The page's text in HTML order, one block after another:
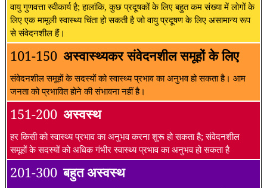
वायु गुणवत्ता स्वीकार्य है; हालांकि, कुछ प्रदूषकों के लिए बहुत कम संख्या में लोगों के
लिए एक मामूली स्वास्थ्य चिंता हो सकती है जो वायु प्रदूषण के लिए असामान्य रूप
से संवेदनशील हैं।
101-150 अस्वास्थ्यकर संवेदनशील समूहों के लिए
संवेदनशील समूहों के सदस्यों को स्वास्थ्य प्रभाव का अनुभव हो सकता है। आम
जनता को प्रभावित होने की संभावना नहीं है।
151-200 अस्वस्थ
हर किसी को स्वास्थ्य प्रभाव का अनुभव करना शुरू हो सकता है; संवेदनशील
समूहों के सदस्यों को अधिक गंभीर स्वास्थ्य प्रभाव का अनुभव हो सकता है
201-300 बहुत अस्वस्थ